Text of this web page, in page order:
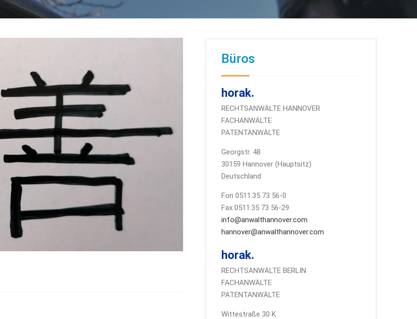
Büros
horak.
RECHTSANWÄLTE HANNOVER
FACHANWÄLTE
PATENTANWÄLTE
Georgstr. 48
30159 Hannover (Hauptsitz)
Deutschland
Fon 0511.35 73 56-0
Fax 0511.35 73 56-29
info@anwalthannover.com
hannover@anwalthannover.com
horak.
RECHTSANWÄLTE BERLIN
FACHANWÄLTE
PATENTANWÄLTE
Wittestraße 30 K